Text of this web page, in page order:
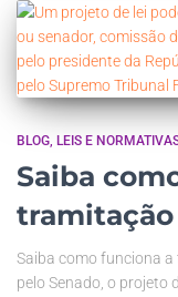
BLOG LEIS E
Saiba
Saiba como funciona
pelo Senado, o projeto